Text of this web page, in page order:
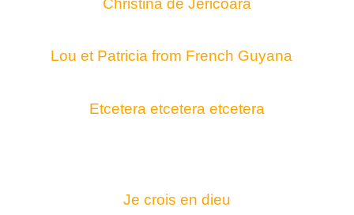
Lou et Patricia from French Guyana
Etcetera etcetera etcetera
Je crois en dieu